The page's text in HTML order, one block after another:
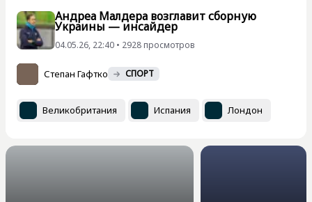
Андреа Малдера возглавит сборную
Украины — инсайдер
04.05.26, 22:40 • 2928 просмотров
Степан Гафтко СПОРТ
Великобритания Испания Лондон